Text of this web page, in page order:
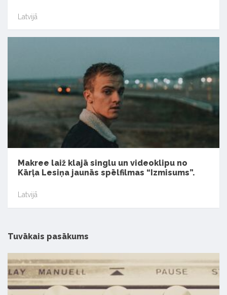
Latvijā
Makree laiž klajā singlu un videoklipu no
Kārļa Lesiņa jaunās spēlfilmas “Izmisums”.
Latvijā
Tuvākais pasākums